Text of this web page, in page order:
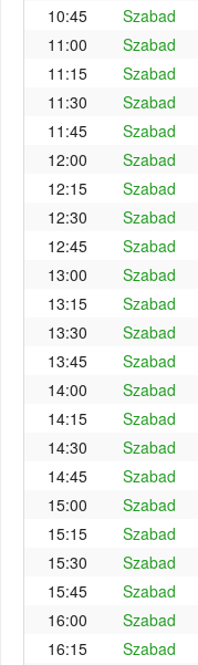
10:45
Szabad
11:00
Szabad
11:15
Szabad
11:30
Szabad
11:45
Szabad
12:00
Szabad
12:15
Szabad
12:30
Szabad
12:45
Szabad
13:00
Szabad
13:15
Szabad
13:30
Szabad
13:45
Szabad
14:00
Szabad
14:15
Szabad
14:30
Szabad
14:45
Szabad
15:00
Szabad
15:15
Szabad
15:30
Szabad
15:45
Szabad
16:00
Szabad
16:15
Szabad